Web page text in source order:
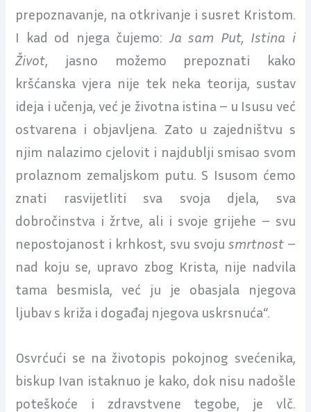
prepoznavanje, na otkrivanje i susret Kristom.
I kad od njega čujemo: Ja sam Put, Istina i
Život, jasno možemo prepoznati kako
kršćanska vjera nije tek neka teorija, sustav
ideja i učenja, već je životna istina – u Isusu već
ostvarena i objavljena. Zato u zajedništvu s
njim nalazimo cjelovit i najdublji smisao svom
prolaznom zemaljskom putu. S Isusom ćemo
znati rasvijetliti sva svoja djela, sva
dobročinstva i žrtve, ali i svoje grijehe – svu
nepostojanost i krhkost, svu svoju smrtnost –
nad koju se, upravo zbog Krista, nije nadvila
tama besmisla, već ju je obasjala njegova
ljubav s križa i događaj njegova uskrsnuća“.
Osvrćući se na životopis pokojnog svećenika,
biskup Ivan istaknuo je kako, dok nisu nadošle
poteškoće i zdravstvene tegobe, je vlč.